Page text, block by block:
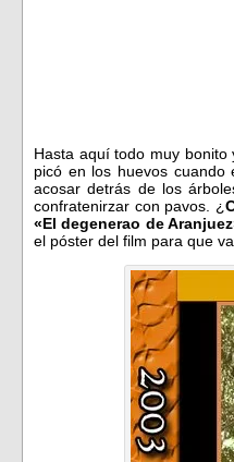
Hasta aquí todo muy
picó en los huevos
acosar detrás de los
confratenirzar con pavos. ¿
«El degenerao de
el póster del film para que